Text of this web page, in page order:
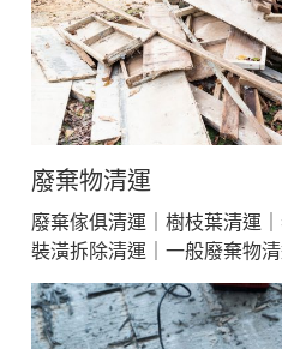
廢棄物清運
廢棄傢俱清運｜樹枝葉清運
裝潢拆除清運｜一般廢棄物